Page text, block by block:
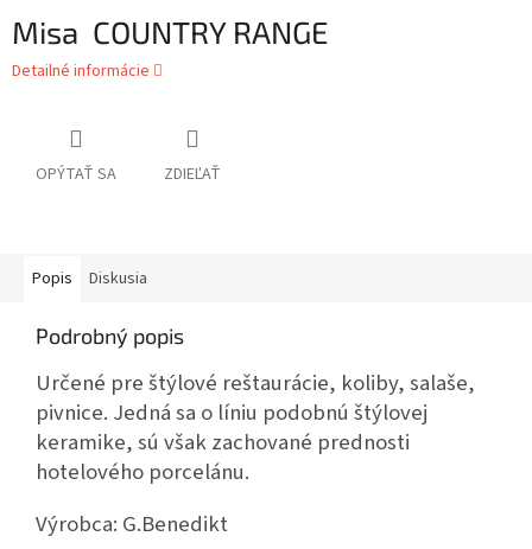
Misa COUNTRY RANGE
Detailné informácie
OPÝTAŤ SA ZDIEĽAŤ
Popis Diskusia
Podrobný popis
Určené pre štýlové reštaurácie, koliby, salaše,
pivnice. Jedná sa o líniu podobnú štýlovej
keramike, sú však zachované prednosti
hotelového porcelánu.
Výrobca: G.Benedikt